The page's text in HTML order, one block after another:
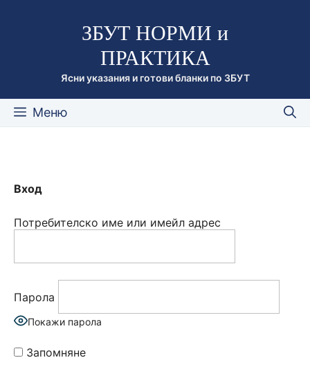
съдържаниетоЗБУТ НОРМИ и
ПРАКТИКА
Ясни указания и готови бланки по ЗБУТ
Меню
Вход
Потребителско име или имейл адрес
Парола
Покажи парола
Запомняне